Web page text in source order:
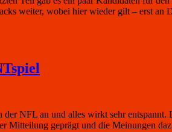
weiter, wobei hier wieder gilt – erst
NFL an und alles wirkt sehr
Mitteilung geprägt und die Meinungen